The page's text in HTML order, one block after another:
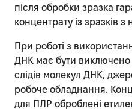
після обробки зразка
концентрату із зразків
При роботі з
ДНК має бути
слідів молекул ДНК,
робоче обладнання.
для ПЛР оброблені